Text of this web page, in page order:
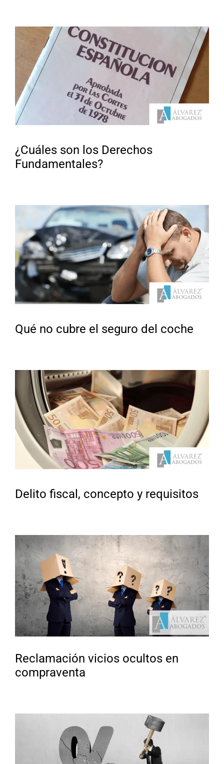
¿Cuáles son los Derechos
Fundamentales?
Qué no cubre el seguro del coche
Delito fiscal, concepto y requisitos
Reclamación vicios ocultos en
compraventa